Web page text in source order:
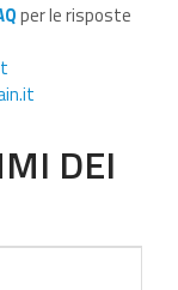
per le risposte
DEI